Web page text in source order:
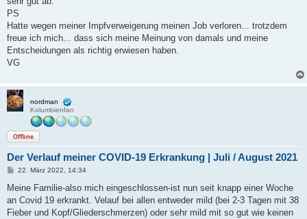
PS
Hatte wegen meiner Impfverweigerung meinen Job verloren... trotzdem
freue ich mich... dass sich meine Meinung von damals und meine
Entscheidungen als richtig erwiesen haben.
VG
nordman
Kolumbienfan
Offline
Der Verlauf meiner COVID-19 Erkrankung | Juli / August 2021
B
i
r
a
22. März 2022, 14:34
Meine Familie-also mich eingeschlossen-ist nun seit knapp einer Woche
an Covid 19 erkrankt. Velauf bei allen entweder mild (bei 2-3 Tagen mit 38
Fieber und Kopf/Gliederschmerzen) oder sehr mild mit so gut wie keinen